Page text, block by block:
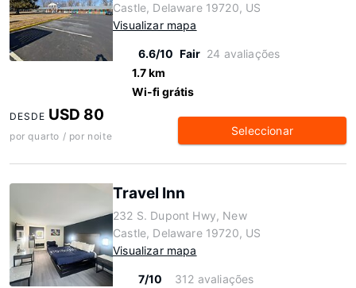
Castle, Delaware 19720, US
Visualizar mapa
6.6/10 Fair 24 avaliações
1.7 km
Wi-fi grátis
DESDE USD 80
por quarto / por noite Seleccionar
Travel Inn
232 S. Dupont Hwy, New
Castle, Delaware 19720, US
Visualizar mapa
7/10 312 avaliações